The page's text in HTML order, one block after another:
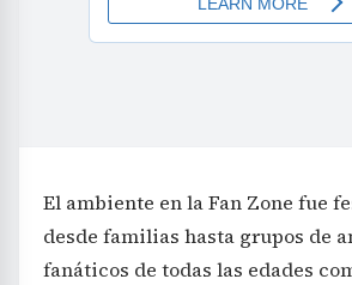
El ambiente en la Fan Zone fue
desde familias hasta grupos de
fanáticos de todas las edades